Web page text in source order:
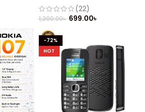
(22)
1,200.00৳ 699.00৳
-72%
HOT